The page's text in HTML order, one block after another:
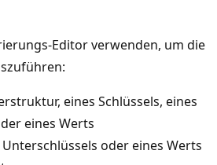
Editor verwenden, um die
eines Schlüssels, eines
eines Werts
oder eines Werts